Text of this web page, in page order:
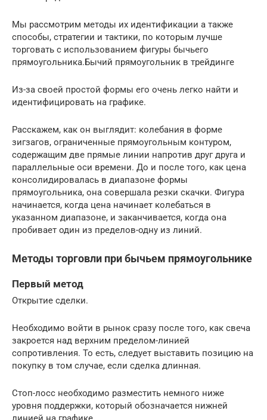
Мы рассмотрим методы их идентификации а также
способы, стратегии и тактики, по которым лучше
торговать с использованием фигуры бычьего
прямоугольника.Бычий прямоугольник в трейдинге
Из-за своей простой формы его очень легко найти и
идентифицировать на графике.
Расскажем, как он выглядит: колебания в форме
зигзагов, ограниченные прямоугольным контуром,
содержащим две прямые линии напротив друг друга и
параллельные оси времени. До и после того, как цена
консолидировалась в диапазоне формы
прямоугольника, она совершала резки скачки. Фигура
начинается, когда цена начинает колебаться в
указанном диапазоне, и заканчивается, когда она
пробивает один из пределов-одну из линий.
Методы торговли при бычьем прямоугольнике
Первый метод
Открытие сделки.
Необходимо войти в рынок сразу после того, как свеча
закроется над верхним пределом-линией
сопротивления. То есть, следует выставить позицию на
покупку в том случае, если сделка длинная.
Стоп-лосс необходимо разместить немного ниже
уровня поддержки, который обозначается нижней